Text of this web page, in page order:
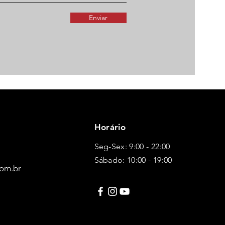
Enviar
Horário
Seg-Sex: 9:00 - 22:00
Sábado: 10:00 - 19:00